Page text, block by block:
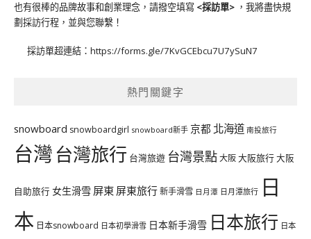
也有很棒的品牌故事和創業理念，請撥空填寫 <採訪單> ，我將盡快規
劃採訪行程，並與您聯繫！
採訪單超連結： https://forms.gle/7KvGCEbcu7U7ySuN7
熱門關鍵字
snowboard snowboardgirl snowboard新手 京都 北海道 南投旅行
台灣台灣旅行 台灣旅遊 台灣景點大阪大阪旅行大阪
自助旅行 女生滑雪 屏東 屏東旅行新手滑雪 日月潭 日月潭旅行 日
本 日本snowboard 日本初學滑雪 日本新手滑雪 日本旅行 日本